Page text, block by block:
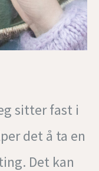
sitter fast i
det å ta en
Det kan